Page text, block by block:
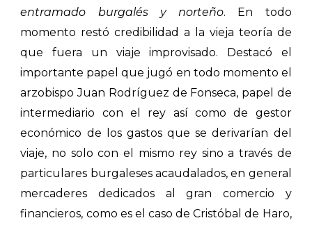
entramado burgalés y norteño. En todo
momento restó credibilidad a la vieja teoría de
que fuera un viaje improvisado. Destacó el
importante papel que jugó en todo momento el
arzobispo Juan Rodríguez de Fonseca, papel de
intermediario con el rey así como de gestor
económico de los gastos que se derivarían del
viaje, no solo con el mismo rey sino a través de
particulares burgaleses acaudalados, en general
mercaderes dedicados al gran comercio y
financieros, como es el caso de Cristóbal de Haro,